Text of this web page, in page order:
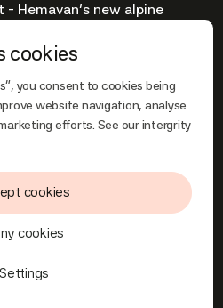
Hemavan’s new alpine
cookies
you consent to cookies being
website navigation, analyse
efforts. See ourintergrity
cookies
cookies
Settings